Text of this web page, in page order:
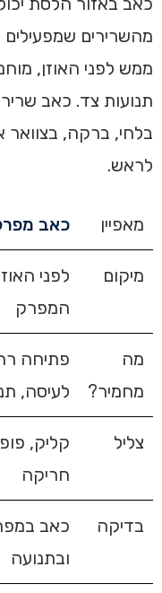
מהשרירים
ממש לפני האוזן,
תנועות צד. כאב
בלחי, ברקה, בצוואר
לראש.
מאפיין כאב
מיקום
לפני
המפרק
מה
מחמיר?
פתיחה
לעיסה,
צליל
קליק,
חריקה
בדיקה
כאב
ובתנועה